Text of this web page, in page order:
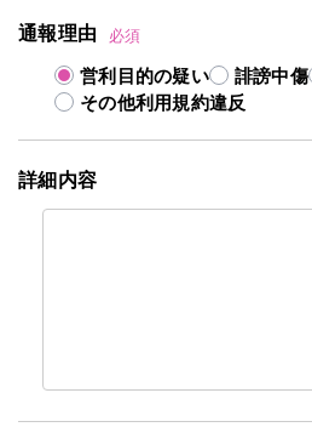
通報理由 必須
営利目的の疑い 誹謗中傷
その他利用規約違反
詳細内容